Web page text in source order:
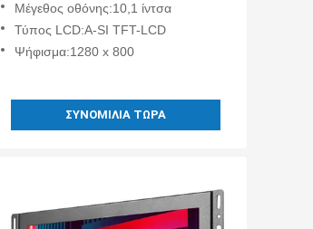
Τύπου 10.1 Ίντσας
Μέγεθος οθόνης:10,1 ίντσα
Τύπος LCD:A-SI TFT-LCD
Ψήφισμα:1280 x 800
ΣΥΝΟΜΙΛΊΑ ΤΏΡΑ